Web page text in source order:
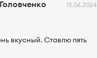
15.06.2024
вкусный. Ставлю пять